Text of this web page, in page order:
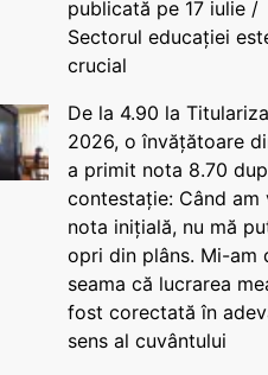
publicată pe 17 iulie /
Sectorul educației
crucial
De la 4.90 la
2026, o învățătoare
a primit nota 8.70
contestație: Când am
nota inițială, nu mă
opri din plâns. Mi-am
seama că lucrarea
fost corectată în
sens al cuvântului